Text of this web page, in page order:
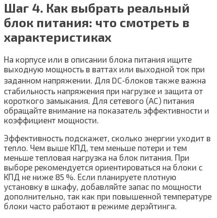
Шаг 4. Как выбрать реальный
блок питания: что смотреть в
характеристиках
На корпусе или в описании блока питания ищите
выходную мощность в ваттах или выходной ток при
заданном напряжении. Для DC‑блоков также важна
стабильность напряжения при нагрузке и защита от
короткого замыкания. Для сетевого (AC) питания
обращайте внимание на показатель эффективности и
коэффициент мощности.
Эффективность подскажет, сколько энергии уходит в
тепло. Чем выше КПД, тем меньше потери и тем
меньше тепловая нагрузка на блок питания. При
выборе рекомендуется ориентироваться на блоки с
КПД не ниже 85 %. Если планируете плотную
установку в шкафу, добавляйте запас по мощности
дополнительно, так как при повышенной температуре
блоки часто работают в режиме дерэйтинга.